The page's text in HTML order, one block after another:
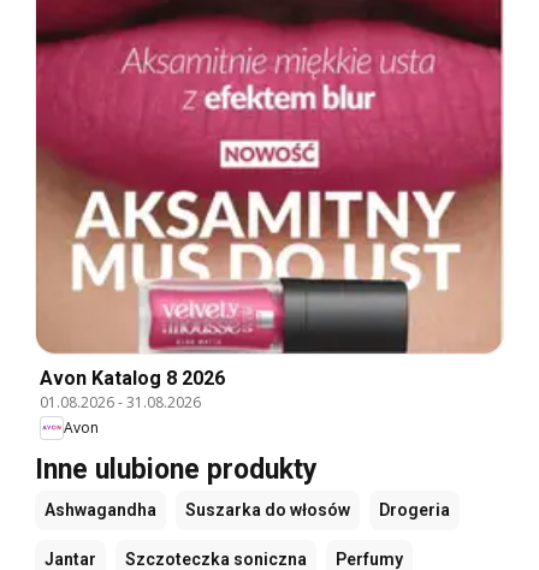
Avon Katalog 8 2026
01.08.2026-31.08.2026
Avon
Inne ulubione produkty
Ashwagandha Suszarka do włosów Drogeria
Jantar Szczoteczka soniczna Perfumy